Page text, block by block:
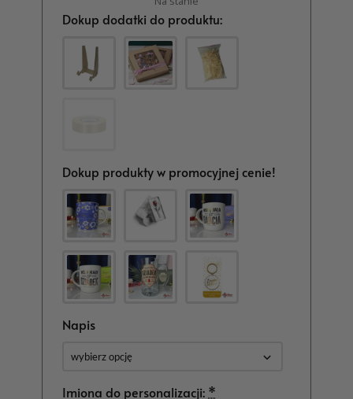
Dokup dodatki do produktu:
Dokup produkty w promocyjnej cenie!
Napis
Imiona do personalizacji: *